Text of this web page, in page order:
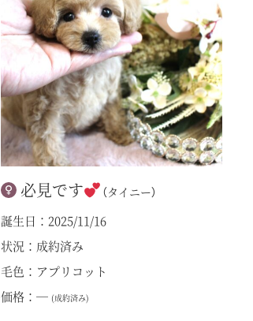
必見です （タイニー）
誕生日：2025/11/16
状況：成約済み
毛色：アプリコット
価格：― (成約済み)